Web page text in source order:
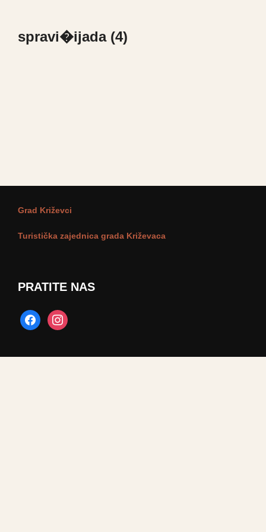
contentspravi�ijada (4)
Grad Križevci
Turistička zajednica grada Križevaca
PRATITE NAS
facebookinstagram